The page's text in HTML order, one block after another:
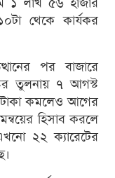
থেকে কার্যকর
পর বাজারে
তুলনায় ৭ আগস্ট
টাকা কমলেও আগের
হিসাব করলে
২২ ক্যারেটের